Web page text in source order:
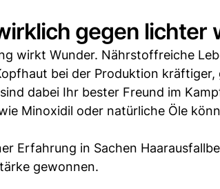
gegen
wirkt Wunder. Nährstoffreiche
bei der Produktion kräftiger,
sind dabei Ihr bester Freund im
Minoxidil oder natürliche Öle
Erfahrung in Sachen
gewonnen.